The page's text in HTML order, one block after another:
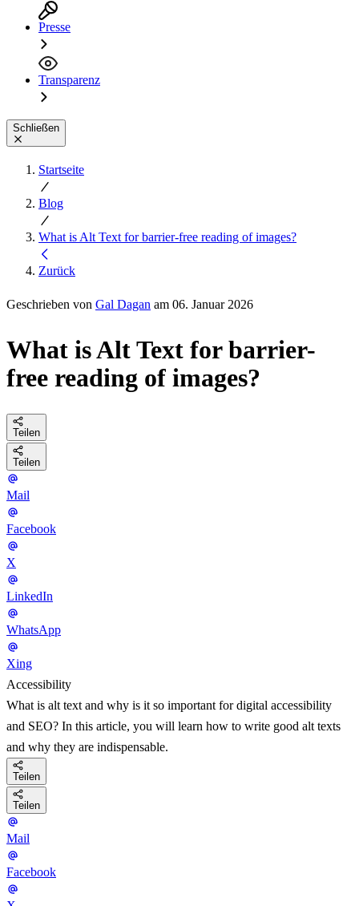
Presse
Transparenz
Schließen
Startseite
Blog
What is Alt Text for barrier-free reading of images?
Zurück
Geschrieben von Gal Dagan am 06. Januar 2026
What is Alt Text for barrier-
free reading of images?
Teilen
Teilen
Mail
Facebook
X
LinkedIn
WhatsApp
Xing
Accessibility
What is alt text and why is it so important for digital accessibility
and SEO? In this article, you will learn how to write good alt texts
and why they are indispensable.
Teilen
Teilen
Mail
Facebook